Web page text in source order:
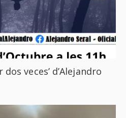
veces’ d’Alejandro